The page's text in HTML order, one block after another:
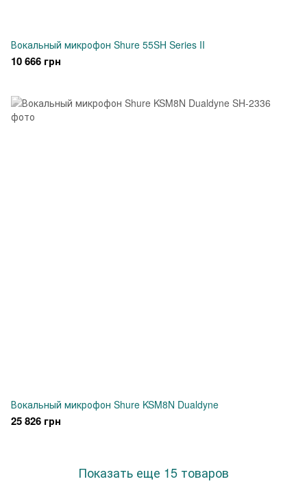
Вокальный микрофон Shure 55SH Series II
10 666 грн
Вокальный микрофон Shure KSM8N Dualdyne
25 826 грн
Показать еще 15 товаров